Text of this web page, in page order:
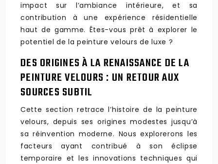
impact sur l’ambiance intérieure, et sa
contribution à une expérience résidentielle
haut de gamme. Êtes-vous prêt à explorer le
potentiel de la peinture velours de luxe ?
DES ORIGINES À LA RENAISSANCE DE LA
PEINTURE VELOURS : UN RETOUR AUX
SOURCES SUBTIL
Cette section retrace l’histoire de la peinture
velours, depuis ses origines modestes jusqu’à
sa réinvention moderne. Nous explorerons les
facteurs ayant contribué à son éclipse
temporaire et les innovations techniques qui